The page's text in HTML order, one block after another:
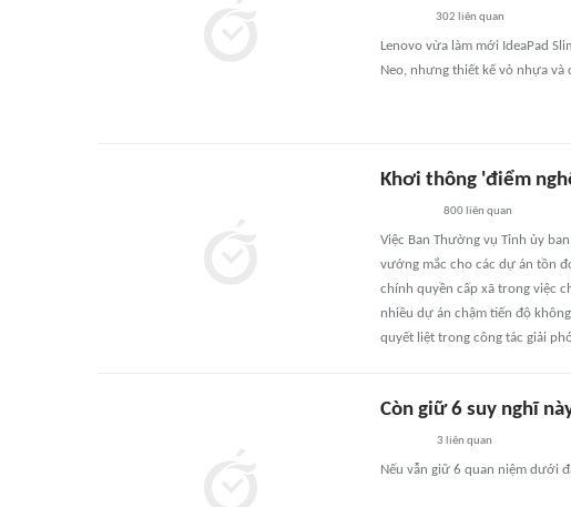
302 liên quan
Lenovo vừa làm mới IdeaPad
Neo, nhưng thiết kế vỏ nhựa và
Khơi thông 'điểm
800 liên quan
Việc Ban Thường vụ Tỉnh ủy
vướng mắc cho các dự án tồn
chính quyền cấp xã trong việc
nhiều dự án chậm tiến độ
quyết liệt trong công tác giải
Còn giữ 6 suy nghĩ
3 liên quan
Nếu vẫn giữ 6 quan niệm dưới